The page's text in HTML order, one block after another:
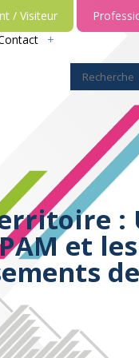
/ Visiteur
:
et les
de